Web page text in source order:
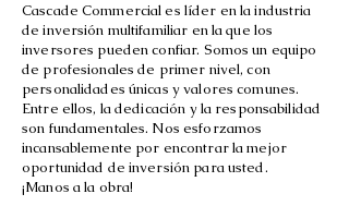
Cascade Commercial es líder en la industria
de inversión multifamiliar en la que los
inversores pueden confiar. Somos un equipo
de profesionales de primer nivel, con
personalidades únicas y valores comunes.
Entre ellos, la dedicación y la responsabilidad
son fundamentales. Nos esforzamos
incansablemente por encontrar la mejor
oportunidad de inversión para usted.
¡Manos a la obra!